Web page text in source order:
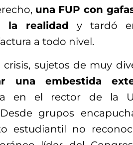
una FUP con
realidad y tardó
a todo nivel.
crisis, sujetos de muy
una embestida
en el rector de la
grupos
estudiantil no